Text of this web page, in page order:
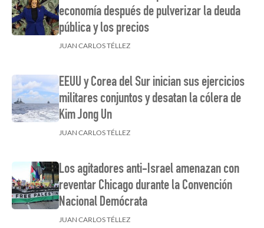
economía después de pulverizar la deuda
pública y los precios
JUAN CARLOS TÉLLEZ
EEUU y Corea del Sur inician sus ejercicios
militares conjuntos y desatan la cólera de
Kim Jong Un
JUAN CARLOS TÉLLEZ
Los agitadores anti-Israel amenazan con
reventar Chicago durante la Convención
Nacional Demócrata
JUAN CARLOS TÉLLEZ